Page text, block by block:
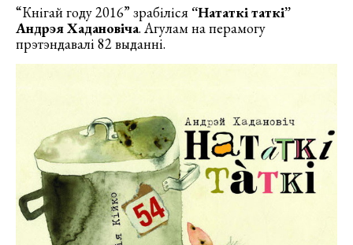
“Кнігай году 2016” зрабіліся “Нататкі таткі”
Андрэя Хадановіча. Агулам на перамогу
прэтэндавалі 82 выданні.